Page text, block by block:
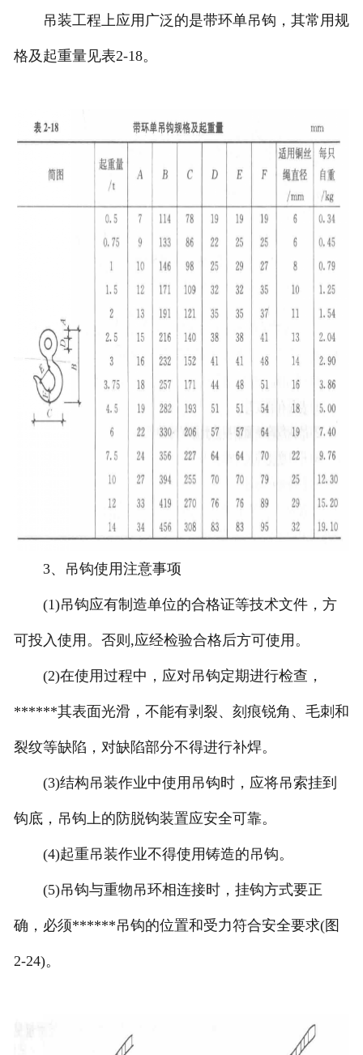
吊装工程上应用广泛的是带环单吊钩，其常用规
格及起重量见表2-18。
3、吊钩使用注意事项
(1)吊钩应有制造单位的合格证等技术文件，方
可投入使用。否则,应经检验合格后方可使用。
(2)在使用过程中，应对吊钩定期进行检查，
******其表面光滑，不能有剥裂、刻痕锐角、毛刺和
裂纹等缺陷，对缺陷部分不得进行补焊。
(3)结构吊装作业中使用吊钩时，应将吊索挂到
钩底，吊钩上的防脱钩装置应安全可靠。
(4)起重吊装作业不得使用铸造的吊钩。
(5)吊钩与重物吊环相连接时，挂钩方式要正
确，必须******吊钩的位置和受力符合安全要求(图
2-24)。